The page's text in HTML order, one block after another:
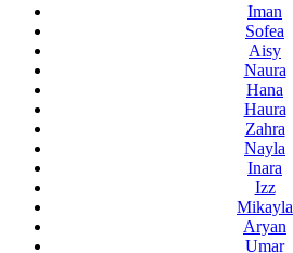
Iman
Sofea
Aisy
Naura
Hana
Haura
Zahra
Nayla
Inara
Izz
Mikayla
Aryan
Umar